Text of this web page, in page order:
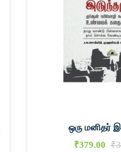
ஒரு மனிதர்
₹379.00 ₹